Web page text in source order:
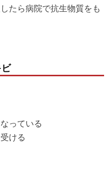
たら病院で抗生物質をも
っている
ける